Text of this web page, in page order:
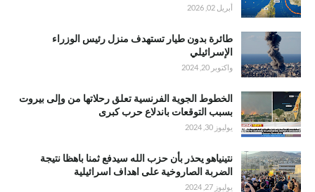
أبريل 02, 2026
طائرة بدون طيار تستهدف منزل رئيس الوزراء
الإسرائيلي
واكتوبر 20, 2024
الخطوط الجوية الفرنسية تعلق رحلاتها من وإلى بيروت
بسبب التوقعات باندلاع حرب كبرى
يوليوز 30, 2024
نتينياهو يحذر بأن حزب الله سيدفع ثمنا باهظا نتيجة
الضربة الصاروخية على اهداف اسرائيلية
يوليوز 27, 2024